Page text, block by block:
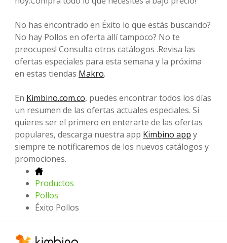
No has encontrado en Éxito lo que estás buscando?
No hay Pollos en oferta allí tampoco? No te
preocupes! Consulta otros catálogos .Revisa las
ofertas especiales para esta semana y la próxima
en estas tiendas Makro.
En Kimbino.com.co, puedes encontrar todos los días
un resumen de las ofertas actuales especiales. Si
quieres ser el primero en enterarte de las ofertas
populares, descarga nuestra app Kimbino app y
siempre te notificaremos de los nuevos catálogos y
promociones.
Productos
Pollos
Éxito Pollos